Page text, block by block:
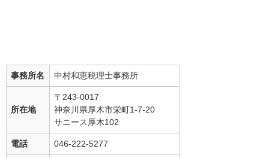
事務所名 中村和恵税理士事務所
所在地
〒243-0017
神奈川県厚木市栄町1-7-20
サニース厚木102
電話 046-222-5277